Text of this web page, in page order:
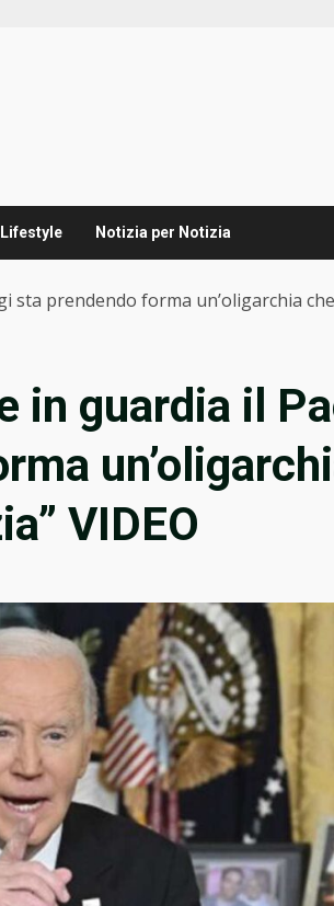
Lifestyle Notizia per Notizia
sta prendendo forma un’oligarchia
in guardia il
VIDEO